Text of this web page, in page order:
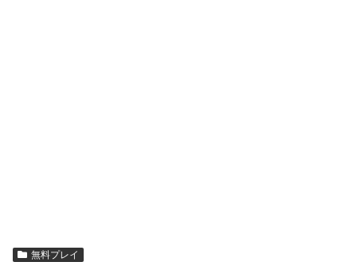
無料プレイ